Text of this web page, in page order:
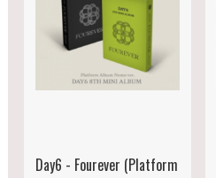
Day6 - Fourever (Platform